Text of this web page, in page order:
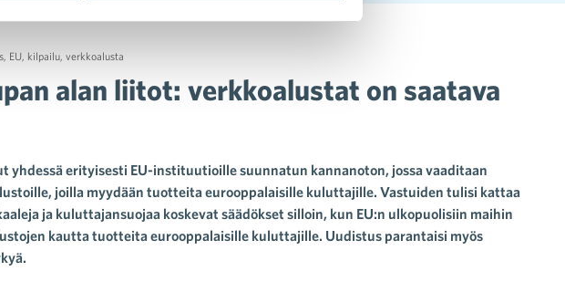
EU kilpailu verkkoalusta
alan liitot: verkkoalustat on saatava
yhdessä erityisesti EU-instituutioille suunnatun kannanoton, jossa vaaditaan
joilla myydään tuotteita eurooppalaisille kuluttajille. Vastuiden tulisi kattaa
ja kuluttajansuojaa koskevat säädökset silloin, kun EU:n ulkopuolisiin maihin
kautta tuotteita eurooppalaisille kuluttajille. Uudistus parantaisi myös